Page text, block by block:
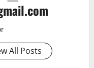
All Posts